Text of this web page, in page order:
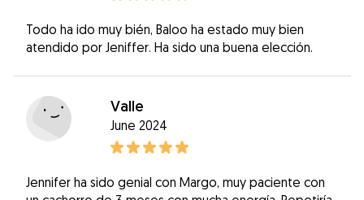
Todo ha ido muy bién, Baloo ha estado muy bien
atendido por Jeniffer. Ha sido una buena elección.
Valle
June 2024
Jennifer ha sido genial con Margo, muy paciente con